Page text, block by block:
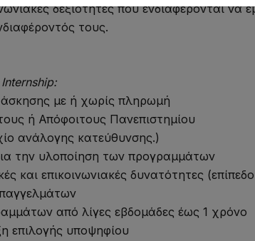
δεξιότητες που ενδιαφέρονται
τους.
με ή χωρίς πληρωμή
ή Απόφοιτους Πανεπιστημίου
ανάλογης κατεύθυνσης.)
την υλοποίηση των προγραμμάτων
και επικοινωνιακές δυνατότητες (επίπεδο
από λίγες εβδομάδες έως 1 χρόνο
επιλογής υποψηφίου